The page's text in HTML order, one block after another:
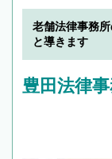
老舗法律事務
と導きます
豊田法律